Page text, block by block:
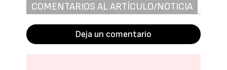
COMENTARIOS AL ARTÍCULO/NOTICIA
Deja un comentario